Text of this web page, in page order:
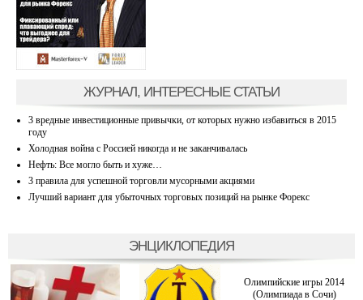
ЖУРНАЛ, ИНТЕРЕСНЫЕ СТАТЬИ
3 вредные инвестиционные привычки, от которых нужно избавиться в 2015
году
Холодная война с Россией никогда и не заканчивалась
Нефть: Все могло быть и хуже…
3 правила для успешной торговли мусорными акциями
Лучший вариант для убыточных торговых позиций на рынке Форекс
ЭНЦИКЛОПЕДИЯ
Олимпийские игры 2014
(Олимпиада в Сочи)